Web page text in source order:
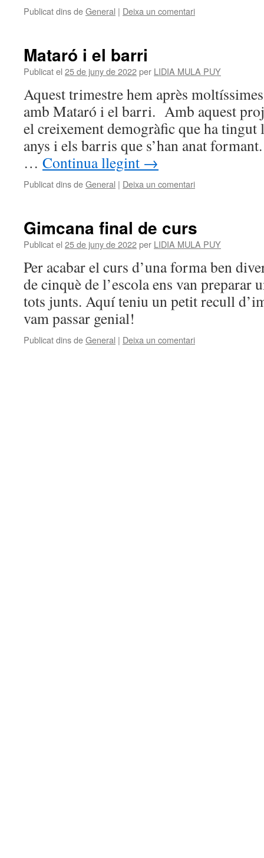
Publicat dins deGeneral | Deixa un comentari
Mataró i el barri
Publicat el 25 de juny de 2022per LIDIA MULA PUY
Aquest trimestre hem après
amb Mataró i el barri. Amb aquest
el creixement demogràfic que ha tingut
anys i els barris que s’han anat
… Continua llegint →
Publicat dins deGeneral | Deixa un comentari
Gimcana final de curs
Publicat el 25 de juny de 2022per LIDIA MULA PUY
Per acabar el curs d’una forma ben
de cinquè de l’escola ens van preparar
tots junts. Aquí teniu un petit recull
vam passar genial!
Publicat dins deGeneral | Deixa un comentari